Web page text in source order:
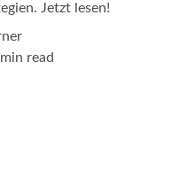
Jetzt lesen!
read